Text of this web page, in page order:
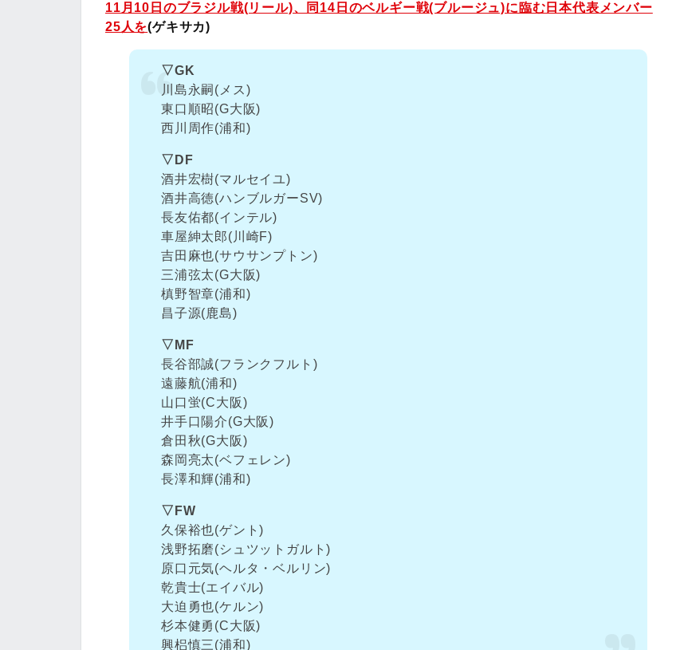
11月10日のブラジル戦(リール)、同14日のベルギー戦(ブルージュ)に臨む日本代表メンバー
25人を(ゲキサカ)
▽GK
川島永嗣(メス)
東口順昭(G大阪)
西川周作(浦和)
▽DF
酒井宏樹(マルセイユ)
酒井高徳(ハンブルガーSV)
長友佑都(インテル)
車屋紳太郎(川崎F)
吉田麻也(サウサンプトン)
三浦弦太(G大阪)
槙野智章(浦和)
昌子源(鹿島)
▽MF
長谷部誠(フランクフルト)
遠藤航(浦和)
山口蛍(C大阪)
井手口陽介(G大阪)
倉田秋(G大阪)
森岡亮太(ベフェレン)
長澤和輝(浦和)
▽FW
久保裕也(ゲント)
浅野拓磨(シュツットガルト)
原口元気(ヘルタ・ベルリン)
乾貴士(エイバル)
大迫勇也(ケルン)
杉本健勇(C大阪)
興梠慎三(浦和)